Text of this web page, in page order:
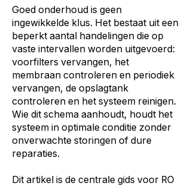
Goed onderhoud is geen
ingewikkelde klus. Het bestaat uit een
beperkt aantal handelingen die op
vaste intervallen worden uitgevoerd:
voorfilters vervangen, het
membraan controleren en periodiek
vervangen, de opslagtank
controleren en het systeem reinigen.
Wie dit schema aanhoudt, houdt het
systeem in optimale conditie zonder
onverwachte storingen of dure
reparaties.
Dit artikel is de centrale gids voor RO